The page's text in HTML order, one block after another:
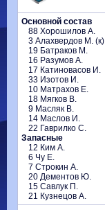
Основной состав
88 Хорошилов А.
3 Алахвердов М. (к)
19 Батраков М.
16 Разумов А.
17 Катиновасов И.
33 Изотов И.
10 Матрахов Е.
18 Мягков В.
9 Масляк В.
14 Маслов И.
22 Гаврилко С.
Запасные
12 Ким А.
6 Чу Е.
7 Строкин А.
20 Дементов Ю.
15 Савлук П.
21 Кузнецов А.